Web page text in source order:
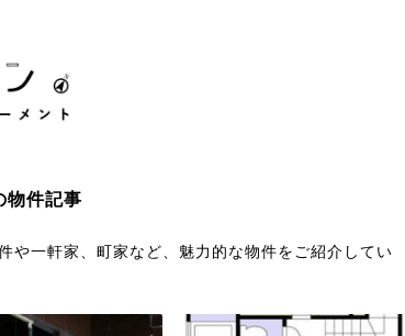
物件記事
や一軒家、町家など、魅力的な物件をご紹介してい